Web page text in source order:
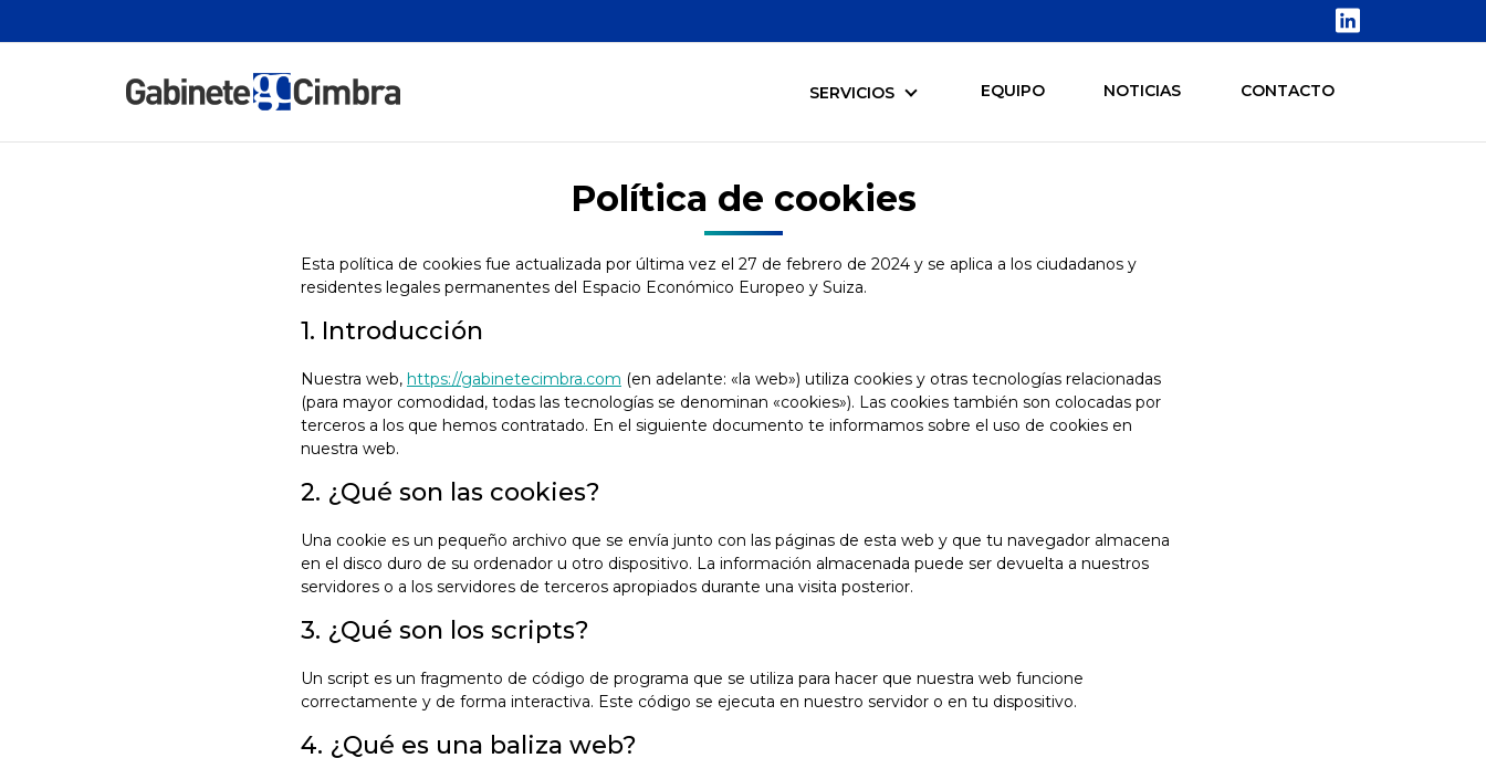
LINKEDIN
SERVICIOS EQUIPO NOTICIAS CONTACTO
Política de cookies
Esta política de cookies fue actualizada por última vez el 27 de febrero de 2024 y se aplica a los ciudadanos y
residentes legales permanentes del Espacio Económico Europeo y Suiza.
1. Introducción
Nuestra web, https://gabinetecimbra.com (en adelante: «la web») utiliza cookies y otras tecnologías relacionadas
(para mayor comodidad, todas las tecnologías se denominan «cookies»). Las cookies también son colocadas por
terceros a los que hemos contratado. En el siguiente documento te informamos sobre el uso de cookies en
nuestra web.
2. ¿Qué son las cookies?
Una cookie es un pequeño archivo que se envía junto con las páginas de esta web y que tu navegador almacena
en el disco duro de su ordenador u otro dispositivo. La información almacenada puede ser devuelta a nuestros
servidores o a los servidores de terceros apropiados durante una visita posterior.
3. ¿Qué son los scripts?
Un script es un fragmento de código de programa que se utiliza para hacer que nuestra web funcione
correctamente y de forma interactiva. Este código se ejecuta en nuestro servidor o en tu dispositivo.
4. ¿Qué es una baliza web?